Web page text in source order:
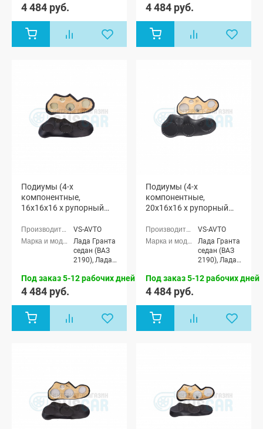
лифтбек
(ВАЗ 2191)
4 484 руб.
лифтбек
(ВАЗ 2191)
4 484 руб.
Подиумы (4-х
компонентные,
16x16x16 x рупорный
Гранта
VS-AVTO
Лада Гранта
седан (ВАЗ
2190), Лада
Спорт седан
лифтбек
(ВАЗ 2191)
Под заказ 5-12 рабочих дней
4 484 руб.
Подиумы (4-х
компонентные,
20x16x16 x рупорный
Гранта
VS-AVTO
Лада Гранта
седан (ВАЗ
2190), Лада
Спорт седан
лифтбек
(ВАЗ 2191)
Под заказ 5-12 рабочих дней
4 484 руб.